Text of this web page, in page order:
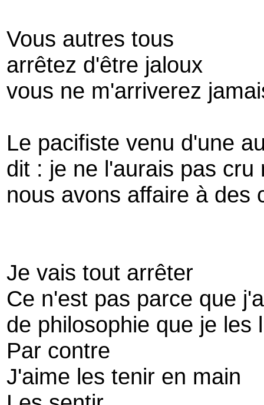
Vous autres tous
arrêtez d'être jaloux
vous ne m'arriverez
Le pacifiste venu d'une
dit : je ne l'aurais pas cru
nous avons affaire à des
Je vais tout arrêter
Ce n'est pas parce que
de philosophie que je les
Par contre
J'aime les tenir en main